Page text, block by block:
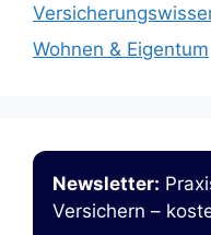
Wohnen & Eigentum
Newsletter:
Versichern –